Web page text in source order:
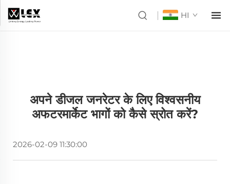
HI
अपने डीजल जनरेटर के लिए विश्वसनीय
अफटरमार्केट भागों को कैसे स्रोत करें?
2026-02-09 11:30:00